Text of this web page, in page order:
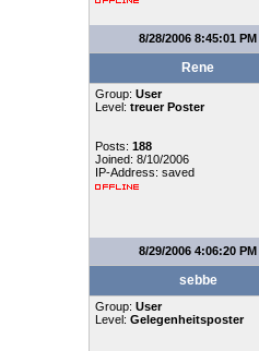
8/28/2006 8:45:01 PM
Rene
Group: User
Level: treuer Poster
Posts: 188
Joined: 8/10/2006
IP-Address: saved
8/29/2006 4:06:20 PM
sebbe
Group: User
Level: Gelegenheitsposter